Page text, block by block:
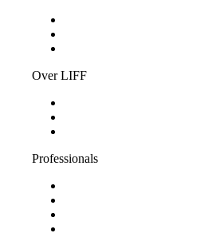
Over LIFF
Professionals